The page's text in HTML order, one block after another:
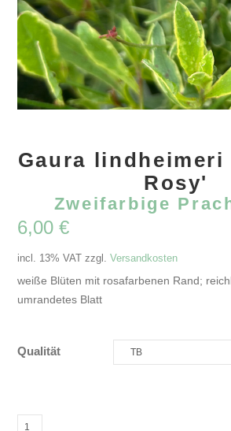
Gaura
Rosy'
Zweifarbige
6,00€
incl. 13% VAT zzgl.Versandkosten
weiße Blüten mit rosafarbenen Rand;
umrandetes Blatt
Qualität
Gaura